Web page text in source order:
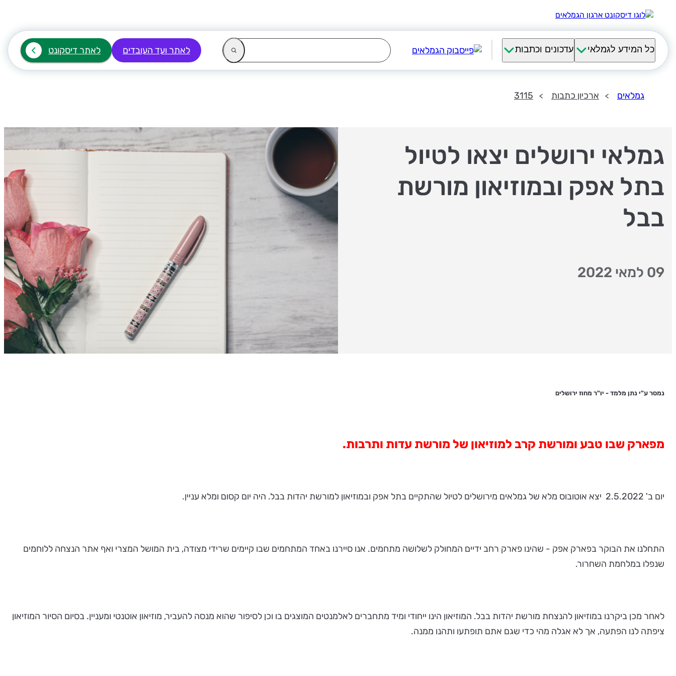
כל המידע לגמלאי עדכונים וכתבות לאתר ועד העובדים לאתר דיסקונט
גמלאים ארכיון כתבות 3115
גמלאי ירושלים יצאו לטיול
בתל אפק ובמוזיאון מורשת
בבל
09 למאי 2022
נמסר ע"י נתן מלמד - יו"ר מחוז ירושלים
מפארק שבו טבע ומורשת קרב למוזיאון של מורשת עדות ותרבות.
יום ב' 2.5.2022 יצא אוטובוס מלא של גמלאים מירושלים לטיול שהתקיים בתל אפק ובמוזיאון למורשת יהדות בבל. היה יום קסום ומלא עניין.
התחלנו את הבוקר בפארק אפק - שהינו פארק רחב ידיים המחולק לשלושה מתחמים. אנו סיירנו באחד המתחמים שבו קיימים שרידי מצודה, בית המושל המצרי ואף אתר הנצחה ללוחמים
שנפלו במלחמת השחרור.
לאחר מכן ביקרנו במוזיאון להנצחת מורשת יהדות בבל. המוזיאון הינו ייחודי ומיד מתחברים לאלמנטים המוצגים בו וכן לסיפור שהוא מנסה להעביר, מוזיאון אוטנטי ומעניין. בסיום הסיור המוזיאון
ציפתה לנו הפתעה, אך לא אגלה מהי כדי שגם אתם תופתעו ותהנו ממנה.